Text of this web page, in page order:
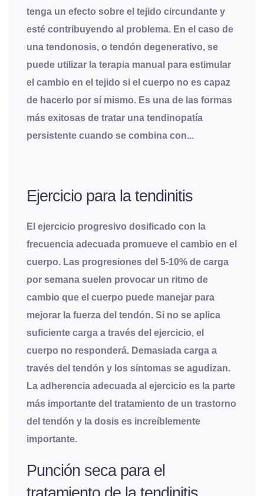
tenga un efecto sobre el tejido circundante y
esté contribuyendo al problema. En el caso de
una tendonosis, o tendón degenerativo, se
puede utilizar la terapia manual para estimular
el cambio en el tejido si el cuerpo no es capaz
de hacerlo por sí mismo. Es una de las formas
más exitosas de tratar una tendinopatía
persistente cuando se combina con...
Ejercicio para la tendinitis
El ejercicio progresivo dosificado con la
frecuencia adecuada promueve el cambio en el
cuerpo. Las progresiones del 5-10% de carga
por semana suelen provocar un ritmo de
cambio que el cuerpo puede manejar para
mejorar la fuerza del tendón. Si no se aplica
suficiente carga a través del ejercicio, el
cuerpo no responderá. Demasiada carga a
través del tendón y los síntomas se agudizan.
La adherencia adecuada al ejercicio es la parte
más importante del tratamiento de un trastorno
del tendón y la dosis es increíblemente
importante.
Punción seca para el